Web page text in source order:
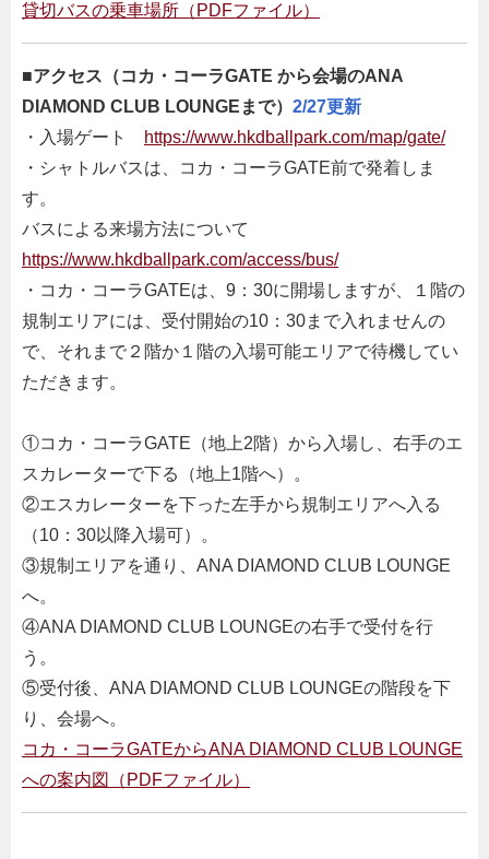
貸切バスの乗車場所（PDFファイル）
■アクセス（コカ・コーラGATE から会場のANA
DIAMOND CLUB LOUNGEまで） 2/27更新
・入場ゲート
https://www.hkdballpark.com/map/gate/
・シャトルバスは、コカ・コーラGATE前で発着しま
す。
バスによる来場方法について
https://www.hkdballpark.com/access/bus/
・コカ・コーラGATEは、9：30に開場しますが、１階の
規制エリアには、受付開始の10：30まで入れませんの
で、それまで２階か１階の入場可能エリアで待機してい
ただきます。
①コカ・コーラGATE（地上2階）から入場し、右手のエ
スカレーターで下る（地上1階へ）。
②エスカレーターを下った左手から規制エリアへ入る
（10：30以降入場可）。
③規制エリアを通り、ANA DIAMOND CLUB LOUNGE
へ。
④ANA DIAMOND CLUB LOUNGEの右手で受付を行
う。
⑤受付後、ANA DIAMOND CLUB LOUNGEの階段を下
り、会場へ。
コカ・コーラGATEからANA DIAMOND CLUB LOUNGE
への案内図（PDFファイル）